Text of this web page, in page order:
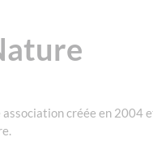
créée en